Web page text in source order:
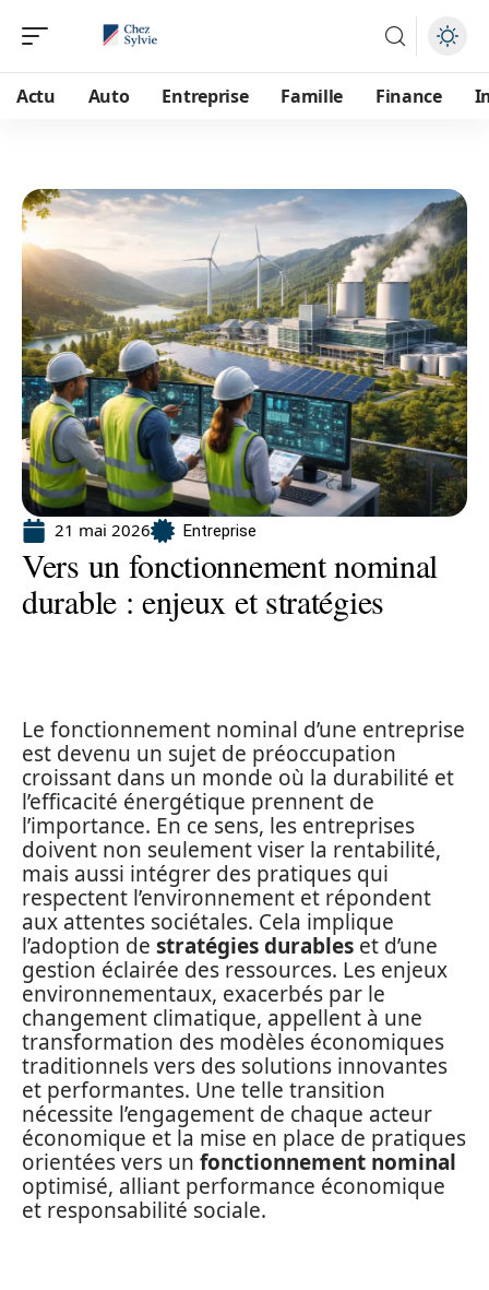
Actu Auto Entreprise Famille Finance
21 mai 2026 Entreprise
Vers un fonctionnement nominal
durable : enjeux et stratégies
Le fonctionnement nominal d’une entreprise
est devenu un sujet de préoccupation
croissant dans un monde où la durabilité et
l’efficacité énergétique prennent de
l’importance. En ce sens, les entreprises
doivent non seulement viser la rentabilité,
mais aussi intégrer des pratiques qui
respectent l’environnement et répondent
aux attentes sociétales. Cela implique
l’adoption de stratégies durables et d’une
gestion éclairée des ressources. Les enjeux
environnementaux, exacerbés par le
changement climatique, appellent à une
transformation des modèles économiques
traditionnels vers des solutions innovantes
et performantes. Une telle transition
nécessite l’engagement de chaque acteur
économique et la mise en place de pratiques
orientées vers un fonctionnement nominal
optimisé, alliant performance économique
et responsabilité sociale.